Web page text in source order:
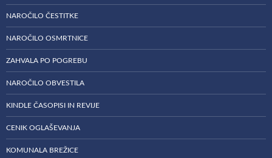
NAROČILO ČESTITKE
NAROČILO OSMRTNICE
ZAHVALA PO POGREBU
NAROČILO OBVESTILA
KINDLE ČASOPISI IN REVIJE
CENIK OGLAŠEVANJA
KOMUNALA BREŽICE